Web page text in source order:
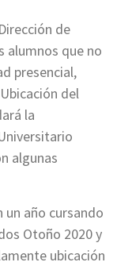
de
alumnos que no
presencial,
del
la
algunas
un año cursando
Otoño 2020 y
ubicación